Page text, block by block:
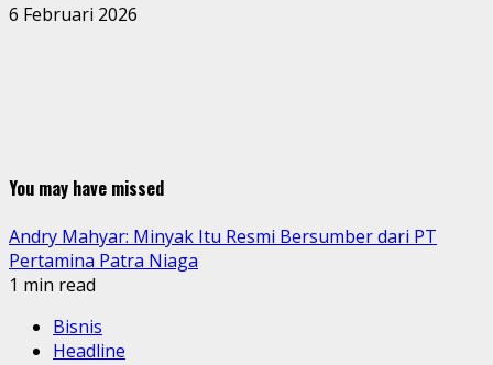
6 Februari 2026
You may have missed
Andry Mahyar: Minyak Itu Resmi Bersumber dari PT
Pertamina Patra Niaga
1 min read
Bisnis
Headline